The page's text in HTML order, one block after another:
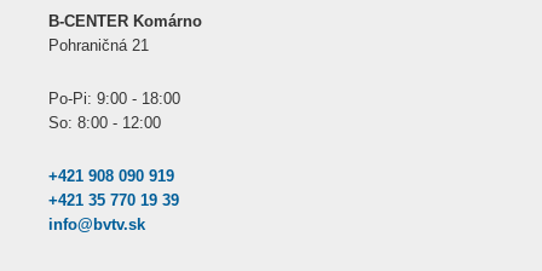
B-CENTER Komárno
Pohraničná 21
Po-Pi: 9:00 - 18:00
So: 8:00 - 12:00
+421 908 090 919
+421 35 770 19 39
info@bvtv.sk